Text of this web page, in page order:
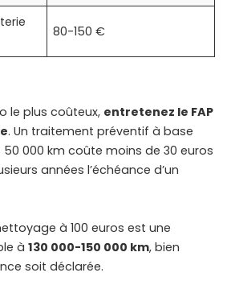
80-150 €
le plus coûteux, entretenez le FAP
. Un traitement préventif à base
50 000 km coûte moins de 30 euros
années l’échéance d’un
à 100 euros est une
à 130 000-150 000 km, bien
soit déclarée.